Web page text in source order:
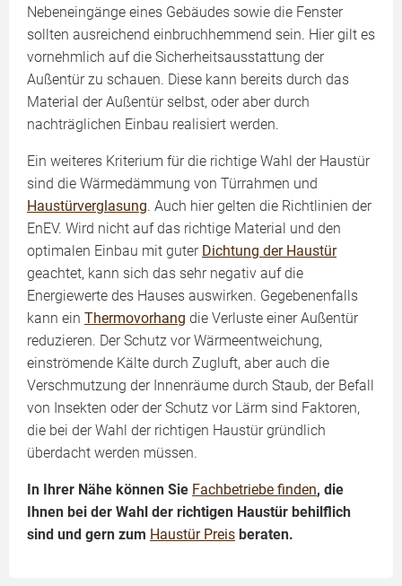
Nebeneingänge eines Gebäudes sowie die Fenster
sollten ausreichend einbruchhemmend sein. Hier gilt es
vornehmlich auf die Sicherheitsausstattung der
Außentür zu schauen. Diese kann bereits durch das
Material der Außentür selbst, oder aber durch
nachträglichen Einbau realisiert werden.
Ein weiteres Kriterium für die richtige Wahl der Haustür
sind die Wärmedämmung von Türrahmen und
Haustürverglasung. Auch hier gelten die Richtlinien der
EnEV. Wird nicht auf das richtige Material und den
optimalen Einbau mit guter Dichtung der Haustür
geachtet, kann sich das sehr negativ auf die
Energiewerte des Hauses auswirken. Gegebenenfalls
kann ein Thermovorhang die Verluste einer Außentür
reduzieren. Der Schutz vor Wärmeentweichung,
einströmende Kälte durch Zugluft, aber auch die
Verschmutzung der Innenräume durch Staub, der Befall
von Insekten oder der Schutz vor Lärm sind Faktoren,
die bei der Wahl der richtigen Haustür gründlich
überdacht werden müssen.
In Ihrer Nähe können Sie Fachbetriebe finden, die
Ihnen bei der Wahl der richtigen Haustür behilflich
sind und gern zum Haustür Preis beraten.